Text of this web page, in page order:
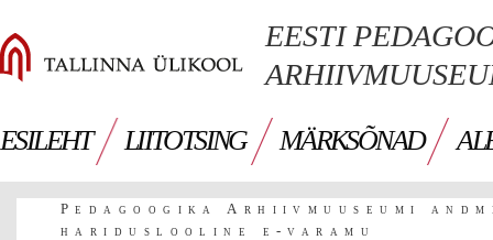
EESTI
ESILEHT LIITOTSING MÄRKSÕNAD
Pedagoogika Arhiivmuuseumi
hariduslooline e-varamu